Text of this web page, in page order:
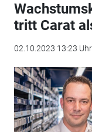
tritt Carat
02.10.2023 13:23